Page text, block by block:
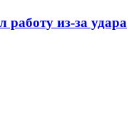
из-за удара